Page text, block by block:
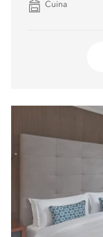
Cuina